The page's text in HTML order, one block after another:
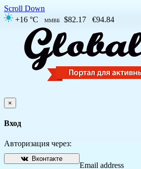
Scroll Down
+16 °C
ММВБ $82.17 €94.84
×
Вход
Авторизация через:
Вконтакте
Email address